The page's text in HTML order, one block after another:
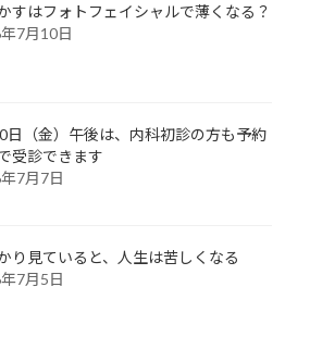
すはフォトフェイシャルで薄くなる？
7月10日
日（金）午後は、内科初診の方も予約
受診できます
7月7日
り見ていると、人生は苦しくなる
7月5日